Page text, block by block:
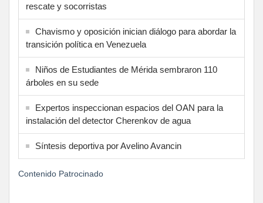
rescate y socorristas
Chavismo y oposición inician diálogo para abordar la
transición política en Venezuela
Niños de Estudiantes de Mérida sembraron 110
árboles en su sede
Expertos inspeccionan espacios del OAN para la
instalación del detector Cherenkov de agua
Síntesis deportiva por Avelino Avancin
Contenido Patrocinado